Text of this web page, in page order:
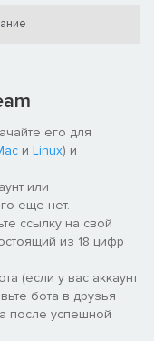
за основные и
принятые вами
персонажей.
полагается на
она поможет вам в
боя с помощью
использовать
преимущество.
тактика.
высветит тень
что никто не
металлические
его для
и Linux) и
или
еще нет.
ссылку на свой
из 18 цифр
(если у вас аккаунт
бота в друзья
после успешной